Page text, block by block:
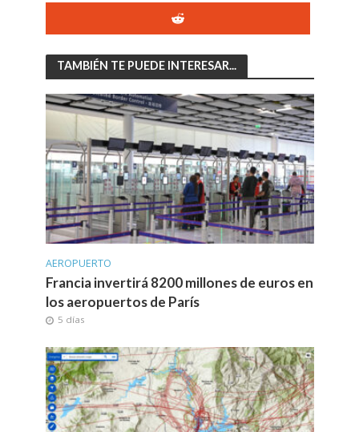
TAMBIÉN TE PUEDE INTERESAR...
AEROPUERTO
Francia invertirá 8200 millones de euros en
los aeropuertos de París
5 días